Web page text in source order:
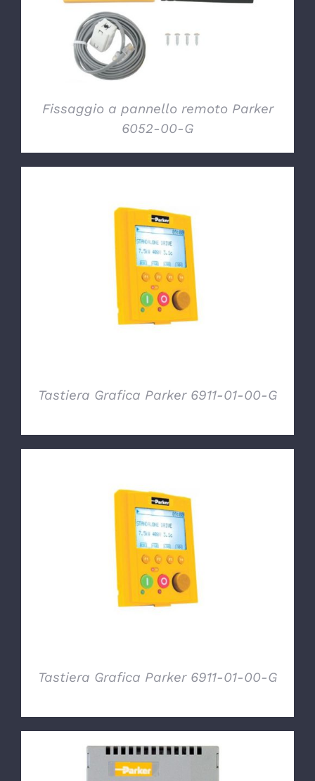
Fissaggio a pannello remoto Parker
6052-00-G
DETTAGLI
Tastiera Grafica Parker 6911-01-00-G
DETTAGLI
Tastiera Grafica Parker 6911-01-00-G